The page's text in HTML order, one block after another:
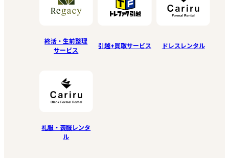
終活・生前整理
サービス
引越+買取サービス ドレスレンタル
礼服・喪服レンタ
ル